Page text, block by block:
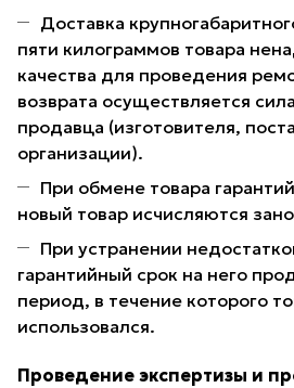
Доставка
пяти килограммов товара
качества для проведения
возврата осуществляется
продавца (изготовителя,
организации).
При обмене товара
новый товар исчисляются
При устранении
гарантийный срок на него
период, в течение которого
использовался.
Проведение экспертизы и